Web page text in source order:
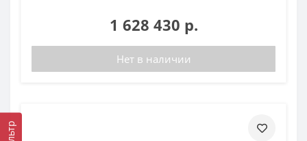
1 628 430 р.
Нет в наличии